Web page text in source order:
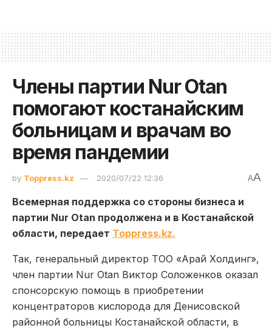
Члены партии Nur Otan
помогают костанайским
больницам и врачам во
время пандемии
by Toppress.kz 2020/07/22 12:36 AA
Всемерная поддержка со стороны бизнеса и
партии Nur Otan продолжена и в Костанайской
области, передает Toppress.kz.
Так, генеральный директор ТОО «Арай Холдинг»,
член партии Nur Otan Виктор Соложенков оказал
спонсорскую помощь в приобретении
концентраторов кислорода для Денисовской
районной больницы Костанайской области, в